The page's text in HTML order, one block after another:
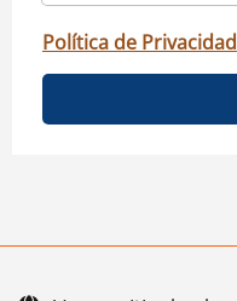
Política de Privacidad